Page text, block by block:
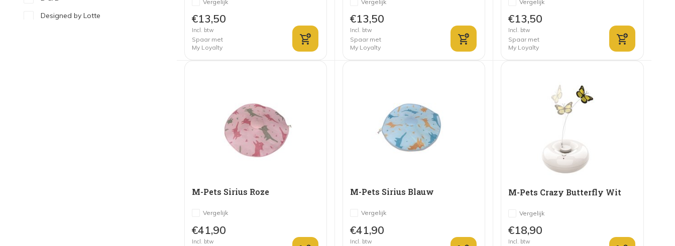
Designed by Lotte
Vergelijk
€13,50
Incl. btw
Spaar met
My Loyalty
Vergelijk
€13,50
Incl. btw
Spaar met
My Loyalty
Vergelijk
€13,50
Incl. btw
Spaar met
My Loyalty
M-Pets Sirius Roze
Vergelijk
€41,90
Incl. btw
M-Pets Sirius Blauw
Vergelijk
€41,90
Incl. btw
M-Pets Crazy Butterfly Wit
Vergelijk
€18,90
Incl. btw